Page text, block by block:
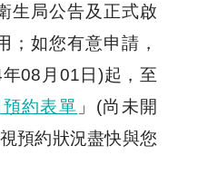
生局公告及正式啟
；如您有意申請，
08月01日)起，至
約表單 」(尚未開
預約狀況盡快與您